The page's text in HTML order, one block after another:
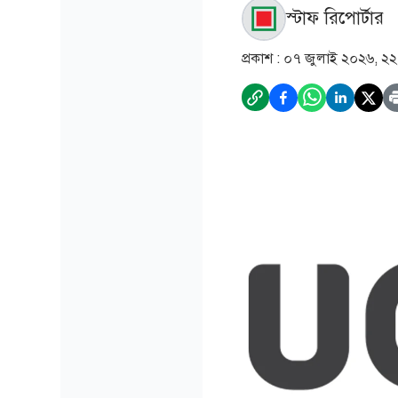
স্টাফ রিপোর্টার
প্রকাশ : ০৭ জুলাই ২০২৬,